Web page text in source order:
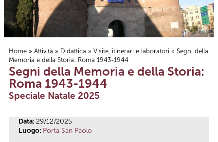
Tu sei qui
Home » Attività » Didattica » Visite, itinerari e laboratori » Segni della
Memoria e della Storia: Roma 1943-1944
Segni della Memoria e della Storia:
Roma 1943-1944
Speciale Natale 2025
Data: 29/12/2025
Luogo: Porta San Paolo